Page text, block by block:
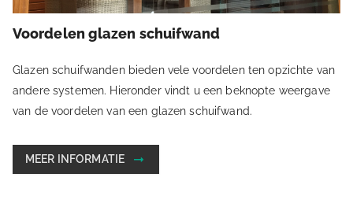
Voordelen glazen schuifwand
Glazen schuifwanden bieden vele voordelen ten opzichte van
andere systemen. Hieronder vindt u een beknopte weergave
van de voordelen van een glazen schuifwand.
MEER INFORMATIE